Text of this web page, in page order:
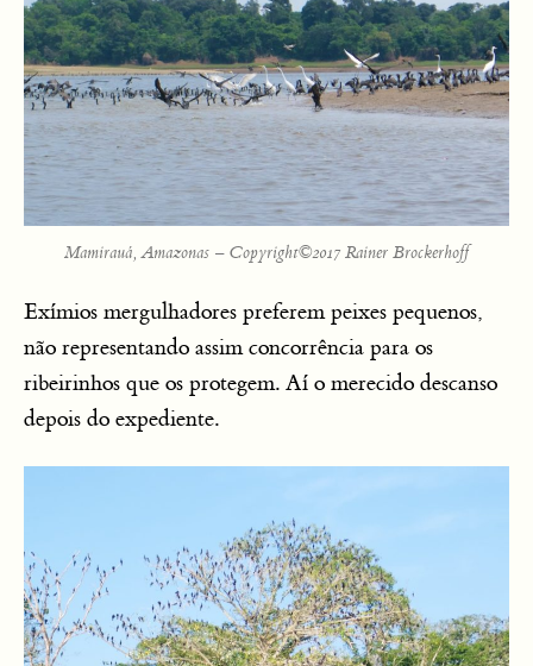
Mamirauá, Amazonas – Copyright©2017 Rainer Brockerhoff
Exímios mergulhadores preferem peixes pequenos,
não representando assim concorrência para os
ribeirinhos que os protegem. Aí o merecido descanso
depois do expediente.